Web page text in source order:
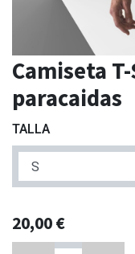
Camiseta
paracaidas
TALLA
20,00€